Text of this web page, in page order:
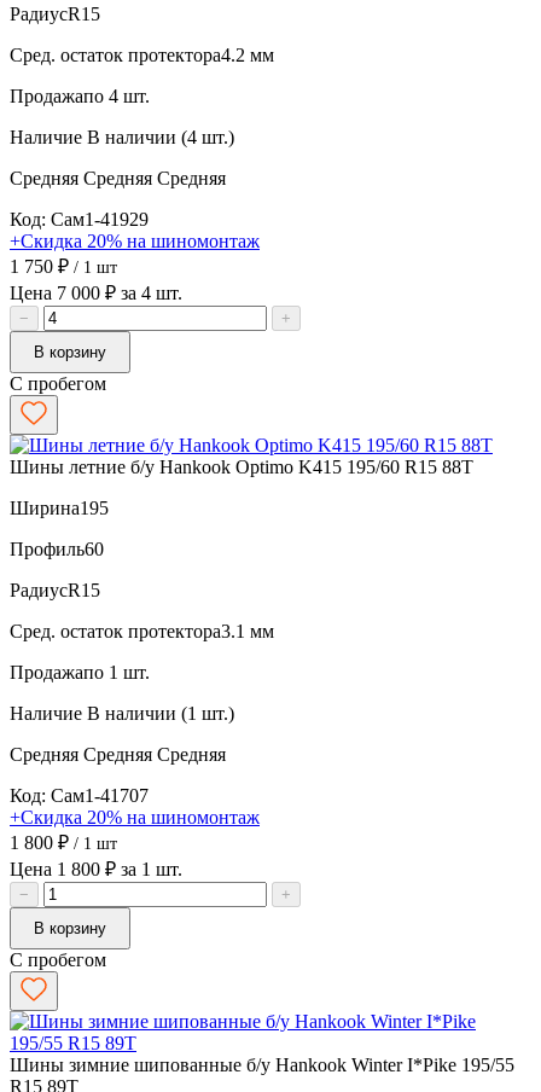
РадиусR15
Сред. остаток протектора4.2 мм
Продажапо 4 шт.
Наличие В наличии (4 шт.)
Средняя Средняя Средняя
Код: Сам1-41929
+Скидка 20% на шиномонтаж
1 750 ₽ / 1 шт
Цена 7 000 ₽ за 4 шт.
−
+
В корзину
С пробегом
Шины летние б/у Hankook Optimo K415 195/60 R15 88T
Ширина195
Профиль60
РадиусR15
Сред. остаток протектора3.1 мм
Продажапо 1 шт.
Наличие В наличии (1 шт.)
Средняя Средняя Средняя
Код: Сам1-41707
+Скидка 20% на шиномонтаж
1 800 ₽ / 1 шт
Цена 1 800 ₽ за 1 шт.
−
+
В корзину
С пробегом
Шины зимние шипованные б/у Hankook Winter I*Pike 195/55
R15 89T